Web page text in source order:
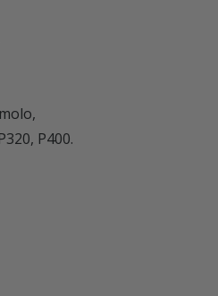
P400.